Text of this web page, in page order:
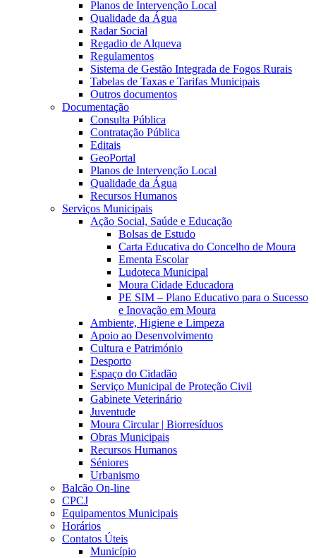
Planos de Intervenção Local
Qualidade da Água
Radar Social
Regadio de Alqueva
Regulamentos
Sistema de Gestão Integrada de Fogos Rurais
Tabelas de Taxas e Tarifas Municipais
Outros documentos
Documentação
Consulta Pública
Contratação Pública
Editais
GeoPortal
Planos de Intervenção Local
Qualidade da Água
Recursos Humanos
Serviços Municipais
Ação Social, Saúde e Educação
Bolsas de Estudo
Carta Educativa do Concelho de Moura
Ementa Escolar
Ludoteca Municipal
Moura Cidade Educadora
PE SIM – Plano Educativo para o Sucesso
e Inovação em Moura
Ambiente, Higiene e Limpeza
Apoio ao Desenvolvimento
Cultura e Património
Desporto
Espaço do Cidadão
Serviço Municipal de Proteção Civil
Gabinete Veterinário
Juventude
Moura Circular | Biorresíduos
Obras Municipais
Recursos Humanos
Séniores
Urbanismo
Balcão On-line
CPCJ
Equipamentos Municipais
Horários
Contatos Úteis
Município